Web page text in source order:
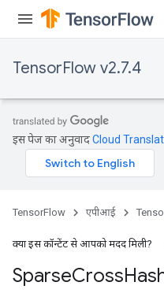
TensorFlow v2.7.4
इस पेज का अनुवादCloud
TensorFlow एपीआई
क्या इस कॉन्टेंट से आपको मदद मिली?
SparseCross